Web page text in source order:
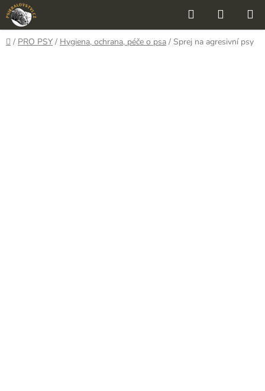
Přejít
na
obsah
Hledat
KOŠÍK
Domů
/ PRO PSY / Hygiena, ochrana, péče o psa / Sprej na agresivní psy